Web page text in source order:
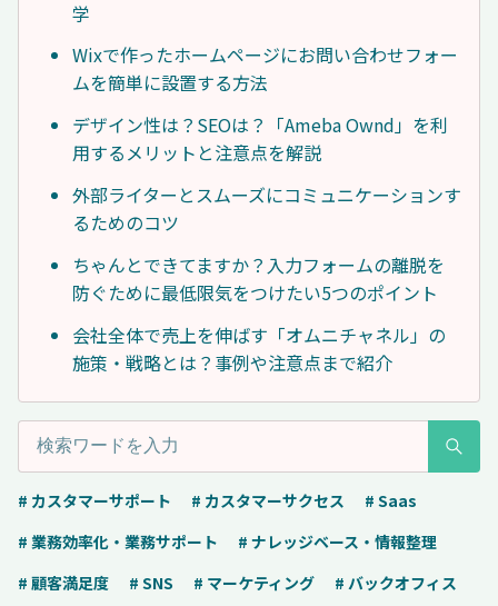
学
Wixで作ったホームページにお問い合わせフォー
ムを簡単に設置する方法
デザイン性は？SEOは？「Ameba Ownd」を利
用するメリットと注意点を解説
外部ライターとスムーズにコミュニケーションす
るためのコツ
ちゃんとできてますか？入力フォームの離脱を
防ぐために最低限気をつけたい5つのポイント
会社全体で売上を伸ばす「オムニチャネル」の
施策・戦略とは？事例や注意点まで紹介
# カスタマーサポート # カスタマーサクセス
# Saas
# 業務効率化・業務サポート
# ナレッジベース・情報整理
# 顧客満足度
# SNS # マーケティング # バックオフィス